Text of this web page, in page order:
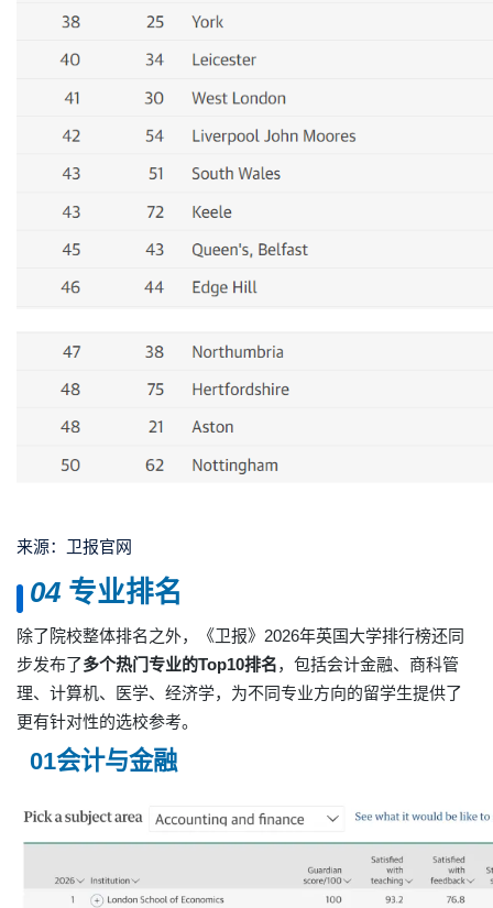
来源：卫报官网
04 专业排名
除了院校整体排名之外，《卫报》2026年英国大学排行榜还同
步发布了多个热门专业的Top10排名，包括会计金融、商科管
理、计算机、医学、经济学，为不同专业方向的留学生提供了
更有针对性的选校参考。
01会计与金融